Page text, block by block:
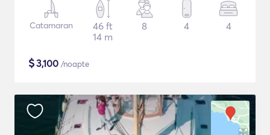
Catamaran
46 ft
14 m
8 4 4
$3,100 /noapte